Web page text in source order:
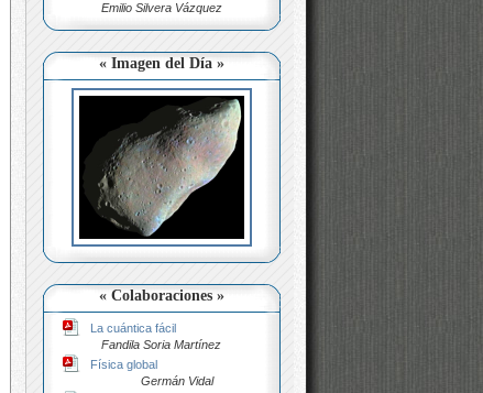
Emilio Silvera Vázquez
« Imagen del Día »
« Colaboraciones »
La cuántica fácil
Fandila Soria Martínez
Física global
Germán Vidal